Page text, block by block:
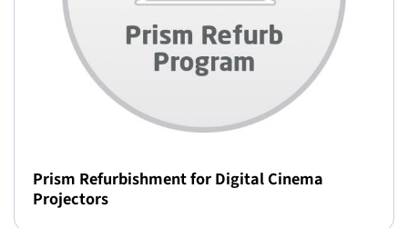
Prism Refurbishment for Digital Cinema
Projectors